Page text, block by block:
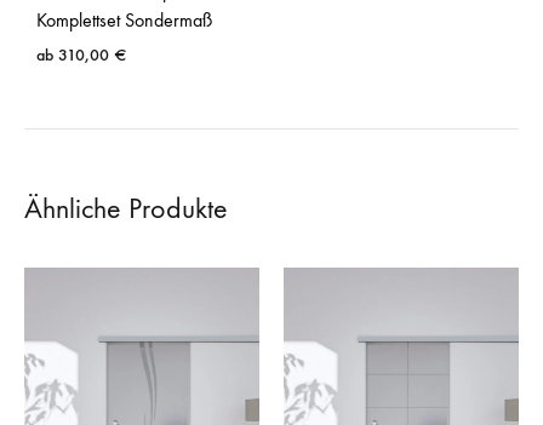
Komplettset Sondermaß
ab 310,00 €
Ähnliche Produkte